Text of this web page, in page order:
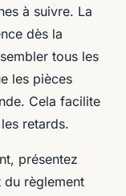
à suivre. La
dès la
tous les
les pièces
Cela facilite
retards.
présentez
du règlement